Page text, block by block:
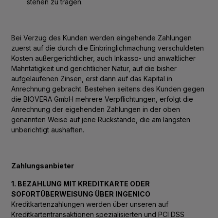
stehen zu tragen.
Bei Verzug des Kunden werden eingehende Zahlungen
zuerst auf die durch die Einbringlichmachung verschuldeten
Kosten außergerichtlicher, auch Inkasso- und anwaltlicher
Mahntätigkeit und gerichtlicher Natur, auf die bisher
aufgelaufenen Zinsen, erst dann auf das Kapital in
Anrechnung gebracht. Bestehen seitens des Kunden gegen
die BIOVERA GmbH mehrere Verpflichtungen, erfolgt die
Anrechnung der eigehenden Zahlungen in der oben
genannten Weise auf jene Rückstände, die am längsten
unberichtigt aushaften.
Zahlungsanbieter
1. BEZAHLUNG MIT KREDITKARTE ODER
SOFORTÜBERWEISUNG ÜBER INGENICO
Kreditkartenzahlungen werden über unseren auf
Kreditkartentransaktionen spezialisierten und PCI DSS